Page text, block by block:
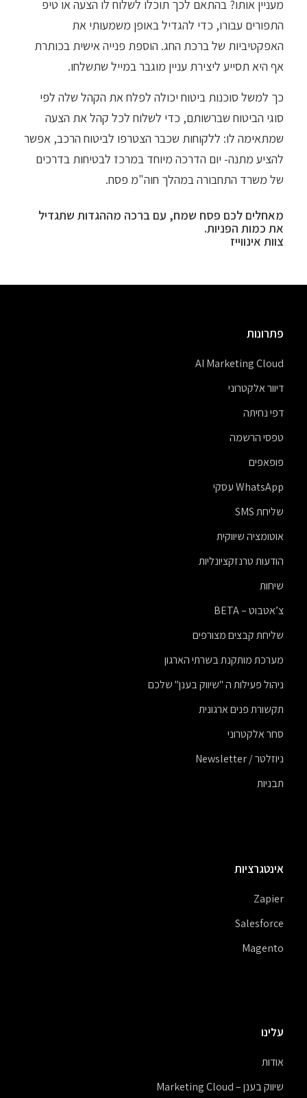
מעניין אותו? בהתאם לכך תוכלו לשלוח לו הצעה או טיפ
התפורים עבורו, כדי להגדיל באופן משמעותי את
האפקטיביות של ברכת החג. הוספת פנייה אישית בכותרת
אף היא תסייע ליצירת עניין מוגבר במייל שתשלחו.
כך למשל סוכנות ביטוח יכולה לפלח את הקהל שלה לפי
סוגי הביטוח שברשותם, כדי לשלוח לכל קהל את הצעה
שמתאימה לו: ללקוחות שכבר הצטרפו לביטוח הרכב, אפשר
להציע מתנה- יום הדרכה מיוחד במרכז לבטיחות בדרכים
של משרד התחבורה במהלך חוה"מ פסח.
מאחלים לכם פסח שמח, עם ברכה מההגדות שתגדיל
את כמות הפניות.
צוות אינווייז
פתרונות
AI Marketing Cloud
דיוור אלקטרוני
דפי נחיתה
טפסי הרשמה
פופאפים
WhatsApp עסקי
שליחת SMS
אוטומציה שיווקית
הודעות טרנזקציונליות
שיחות
צ’אטבוט – BETA
שליחת קבצים מצורפים
מערכת מותקנת בשרתי הארגון
ניהול פעילות ה "שיווק בענן" שלכם
תקשורת פנים ארגונית
סחר אלקטרוני
ניוזלטר / Newsletter
תבניות
אינטגרציות
Zapier
Salesforce
Magento
עלינו
אודות
שיווק בענן – Marketing Cloud